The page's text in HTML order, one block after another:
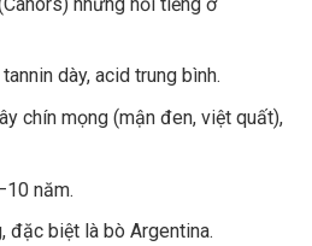
dày, acid trung bình.
chín mọng (mận đen, việt quất),
năm.
đặc biệt là bò Argentina.